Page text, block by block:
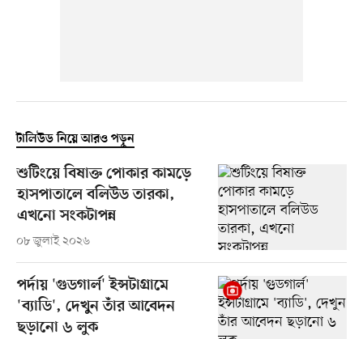
টালিউড নিয়ে আরও পড়ুন
শুটিংয়ে বিষাক্ত পোকার কামড়ে
হাসপাতালে বলিউড তারকা,
এখনো সংকটাপন্ন
০৮ জুলাই ২০২৬
পর্দায় 'গুডগার্ল' ইন্সটাগ্রামে
'ব্যাডি', দেখুন তাঁর আবেদন
ছড়ানো ৬ লুক